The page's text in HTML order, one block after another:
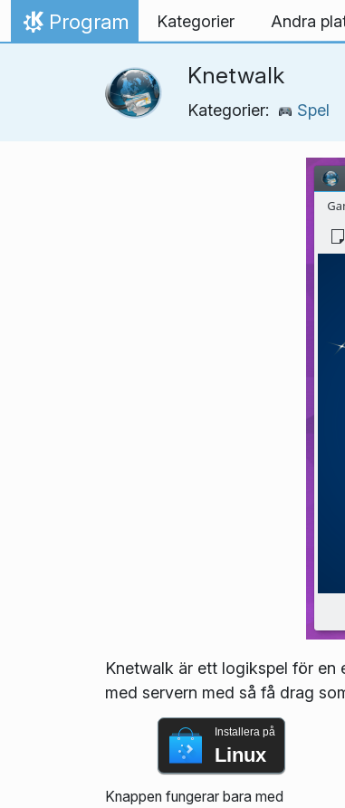
Gå till innehåll
Hem
Program Kategorier Andra
Knetwalk
Kategorier: Spel
Knetwalk är ett logikspel för en
med servern med så få drag
Installera på
Linux
Knappen fungerar bara med